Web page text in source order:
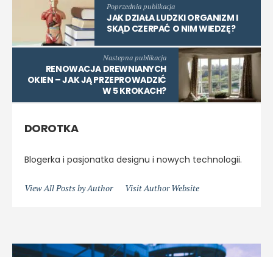
Poprzednia publikacja
JAK DZIAŁA LUDZKI ORGANIZM I
SKĄD CZERPAĆ O NIM WIEDZĘ?
Nastepna publikacja
RENOWACJA DREWNIANYCH
OKIEN – JAK JĄ PRZEPROWADZIĆ
W 5 KROKACH?
DOROTKA
Blogerka i pasjonatka designu i nowych technologii.
View All Posts by Author Visit Author Website